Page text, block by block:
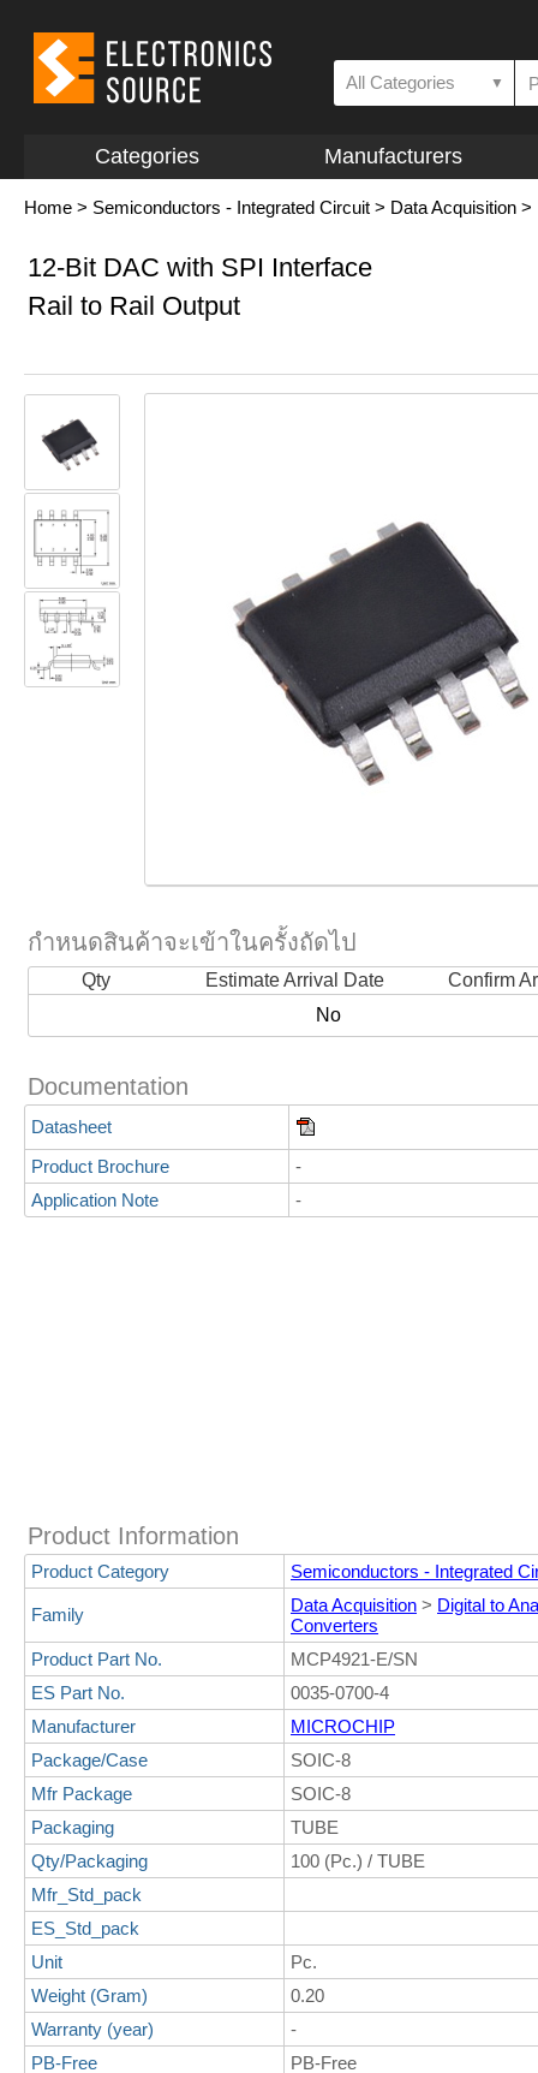
All Categories ▼
Categories Manufacturers
Home > Semiconductors - Integrated Circuit > Data Acquisition >
12-Bit DAC with SPI Interface
Rail to Rail Output
กำหนดสินค้าจะเข้าในครั้งถัดไป
Qty Estimate Arrival Date
Confirm
No
Documentation
Datasheet
Product Brochure
-
Application Note
-
Product Information
Product Category Semiconductors - Integrated
Family Data Acquisition > Digital to
Converters
Product Part No.
MCP4921-E/SN
ES Part No.
0035-0700-4
Manufacturer
MICROCHIP
Package/Case
SOIC-8
Mfr Package
SOIC-8
Packaging
TUBE
Qty/Packaging
100 (Pc.) / TUBE
Mfr_Std_pack
ES_Std_pack
Unit
Pc.
Weight (Gram)
0.20
Warranty (year)
-
PB-Free
PB-Free